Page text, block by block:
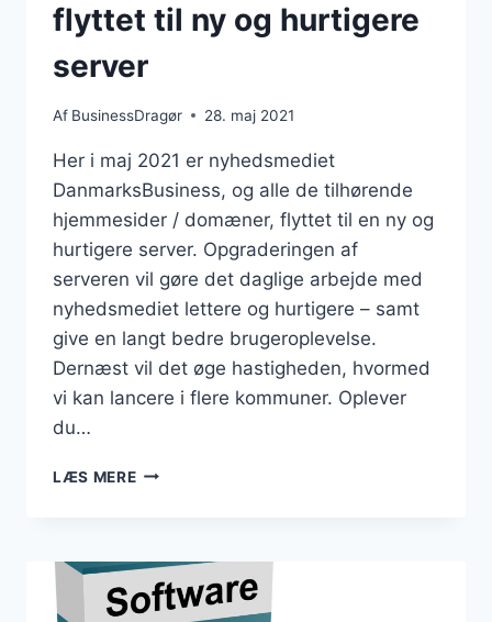
flyttet til ny og hurtigere
server
Af BusinessDragør 28. maj 2021
Her i maj 2021 er nyhedsmediet
DanmarksBusiness, og alle de tilhørende
hjemmesider / domæner, flyttet til en ny og
hurtigere server. Opgraderingen af
serveren vil gøre det daglige arbejde med
nyhedsmediet lettere og hurtigere – samt
give en langt bedre brugeroplevelse.
Dernæst vil det øge hastigheden, hvormed
vi kan lancere i flere kommuner. Oplever
du…
LÆS MEREDANMARKSBUSINESS
NY
OG
HURTIGERE